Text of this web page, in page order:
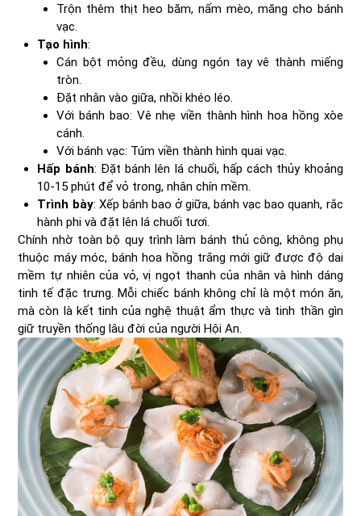
Trộn thêm thịt heo băm, nấm mèo, măng cho bánh
vạc.
Tạo hình:
Cán bột mỏng đều, dùng ngón tay vê thành miếng
tròn.
Đặt nhân vào giữa, nhồi khéo léo.
Với bánh bao: Vê nhẹ viền thành hình hoa hồng xòe
cánh.
Với bánh vạc: Túm viền thành hình quai vạc.
Hấp bánh: Đặt bánh lên lá chuối, hấp cách thủy khoảng
10-15 phút để vỏ trong, nhân chín mềm.
Trình bày: Xếp bánh bao ở giữa, bánh vạc bao quanh, rắc
hành phi và đặt lên lá chuối tươi.
Chính nhờ toàn bộ quy trình làm bánh thủ công, không phụ
thuộc máy móc, bánh hoa hồng trắng mới giữ được độ dai
mềm tự nhiên của vỏ, vị ngọt thanh của nhân và hình dáng
tinh tế đặc trưng. Mỗi chiếc bánh không chỉ là một món ăn,
mà còn là kết tinh của nghệ thuật ẩm thực và tinh thần gìn
giữ truyền thống lâu đời của người Hội An.